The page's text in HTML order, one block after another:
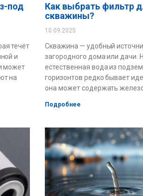
под
течёт
и
может
на
Как выбрать фильтр
скважины?
10.09.2025
Скважина — удобный
загородного дома или дачи.
естественная вода из
горизонтов редко бывает
она может содержать
Подробнее